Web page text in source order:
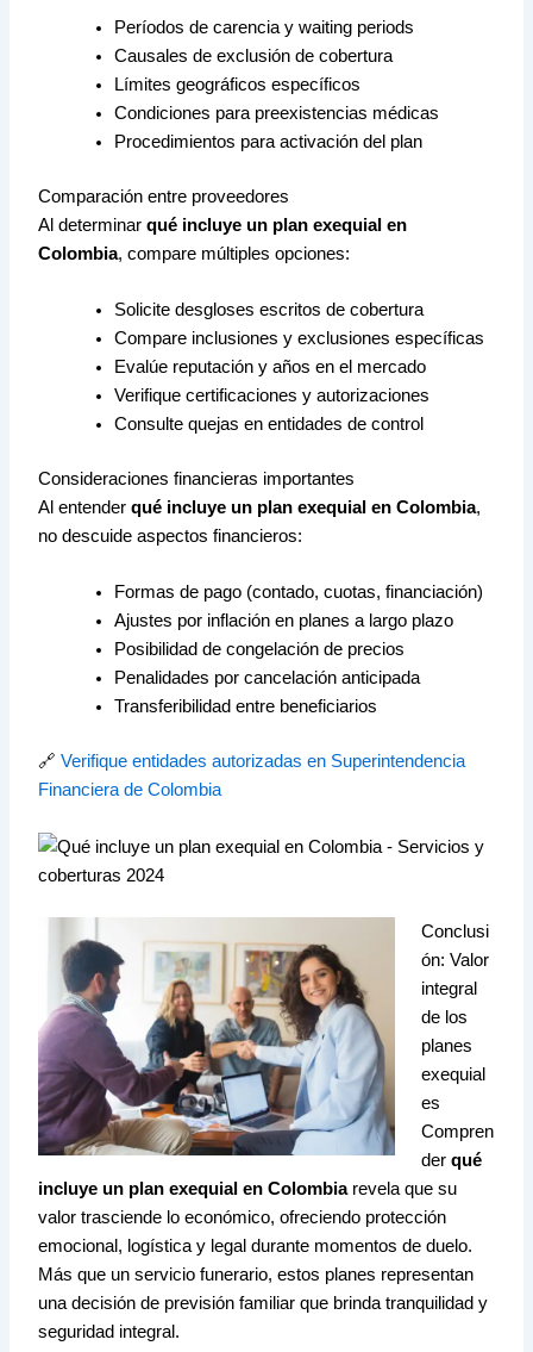
Períodos de carencia y waiting periods
Causales de exclusión de cobertura
Límites geográficos específicos
Condiciones para preexistencias médicas
Procedimientos para activación del plan
Comparación entre proveedores
Al determinarqué incluye un plan exequial en
Colombia, compare múltiples opciones:
Solicite desgloses escritos de cobertura
Compare inclusiones y exclusiones específicas
Evalúe reputación y años en el mercado
Verifique certificaciones y autorizaciones
Consulte quejas en entidades de control
Consideraciones financieras importantes
Al entenderqué incluye un plan exequial en Colombia,
no descuide aspectos financieros:
Formas de pago (contado, cuotas, financiación)
Ajustes por inflación en planes a largo plazo
Posibilidad de congelación de precios
Penalidades por cancelación anticipada
Transferibilidad entre beneficiarios
🔗Verifique entidades autorizadas en Superintendencia
Financiera de Colombia
Conclusi
ón: Valor
integral
de los
planes
exequial
es
Compren
derqué
incluye un plan exequial en Colombiarevela que su
valor trasciende lo económico, ofreciendo protección
emocional, logística y legal durante momentos de duelo.
Más que un servicio funerario, estos planes representan
una decisión de previsión familiar que brinda tranquilidad y
seguridad integral.